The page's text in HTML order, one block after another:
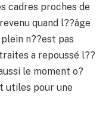
cadres proches de
quand l??âge
n??est pas
a repoussé l??
le moment o?
utiles pour une